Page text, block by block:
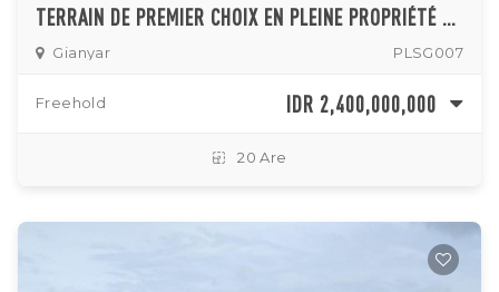
TERRAIN DE PREMIER CHOIX EN PLEINE PROPRIÉTÉ DE 20 ARES DISPONIBLE À GIANYAR
Gianyar PLSG007
Freehold IDR 2,400,000,000
20 Are